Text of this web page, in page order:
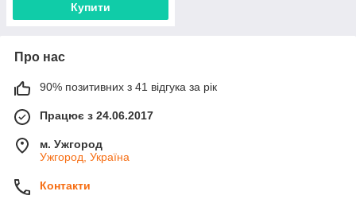
Купити
Про нас
90% позитивних з 41 відгука за рік
Працює з 24.06.2017
м. Ужгород
Ужгород, Україна
Контакти